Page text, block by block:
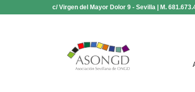
c/ Virgen del Mayor Dolor 9 - Sevilla | M.